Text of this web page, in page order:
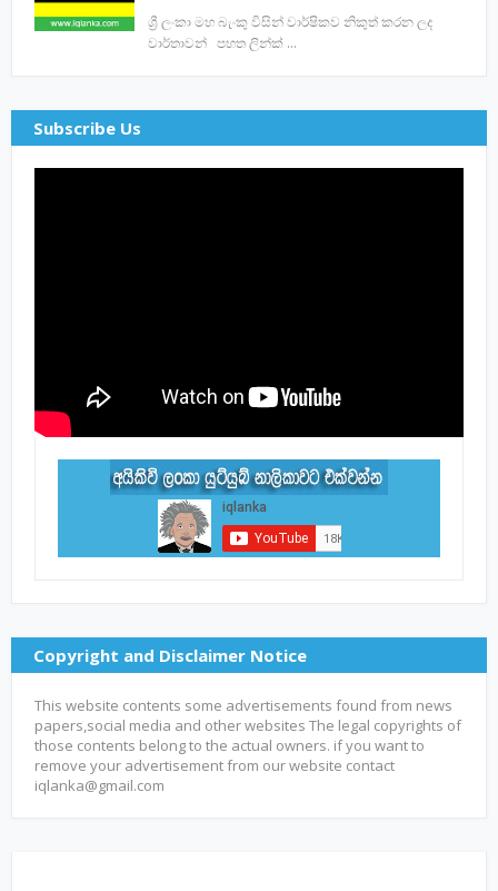
ශ්‍රී ලංකා මහ බැංකු විසින් වාර්ෂිකව නිකුත් කරන ලද
වාර්තාවන් පහත ලින්ක් …
Subscribe Us
Copyright and Disclaimer Notice
This website contents some advertisements found from news
papers,social media and other websites The legal copyrights of
those contents belong to the actual owners. if you want to
remove your advertisement from our website contact
iqlanka@gmail.com